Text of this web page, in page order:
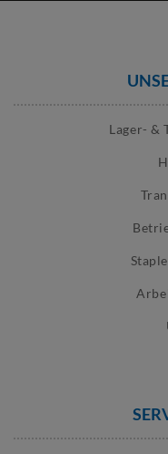
Lager- &